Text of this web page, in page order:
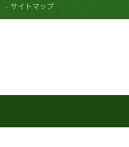
サイトマップ